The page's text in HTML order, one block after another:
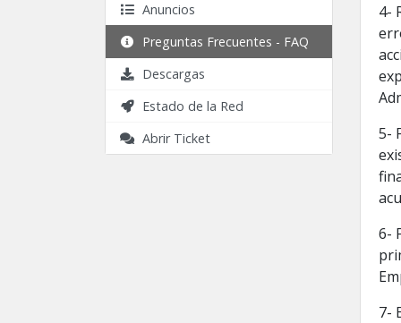
Anuncios
Preguntas Frecuentes - FAQ
Descargas
Estado de la Red
Abrir Ticket
4-
5-
6-
7-